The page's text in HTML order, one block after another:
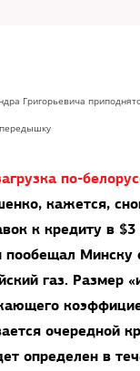
Григорьевича
по-
кажется,
к кредиту в
пообещал Минску
газ. Размер
очередной
определен в